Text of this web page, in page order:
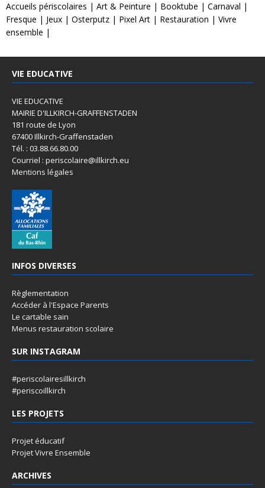
Accueils périscolaires | Art & Peinture | Booktube | Carnaval |
Fresque | Jeux | Osterputz | Pixel Art | Restauration | Vivre
ensemble |
VIE EDUCATIVE
VIE EDUCATIVE
MAIRIE D'ILLKIRCH-GRAFFENSTADEN
181 route de Lyon
67400 Illkirch-Graffenstaden
Tél. : 03.88.66.80.00
Courriel : periscolaire@illkirch.eu
Mentions légales
INFOS DIVERSES
Règlementation
Accéder à l'Espace Parents
Le cartable sain
Menus restauration scolaire
SUR INSTAGRAM
#periscolairesillkirch
#periscoillkirch
LES PROJETS
Projet éducatif
Projet Vivre Ensemble
ARCHIVES